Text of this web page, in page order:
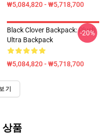
₩5,084,820 - ₩5,718,700
Black Clover Backpack: Plush
Ultra Backpack
₩5,084,820 - ₩5,718,700
-20%
기
상품